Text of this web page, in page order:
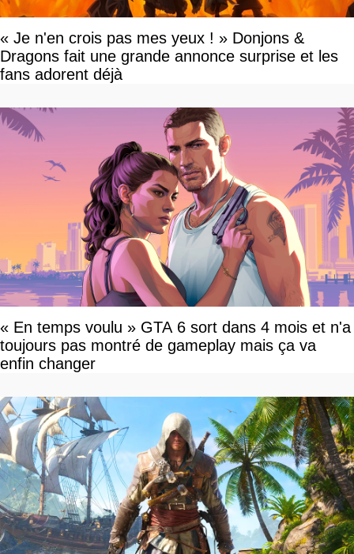
« Je n'en crois pas mes yeux ! » Donjons &
Dragons fait une grande annonce surprise et les
fans adorent déjà
« En temps voulu » GTA 6 sort dans 4 mois et n'a
toujours pas montré de gameplay mais ça va
enfin changer